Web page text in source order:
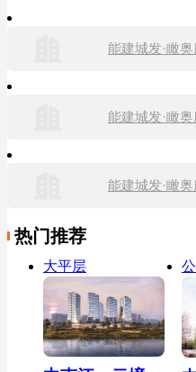
能建城发·瞰
能建城发·瞰
能建城发·瞰
热门推荐
大平层